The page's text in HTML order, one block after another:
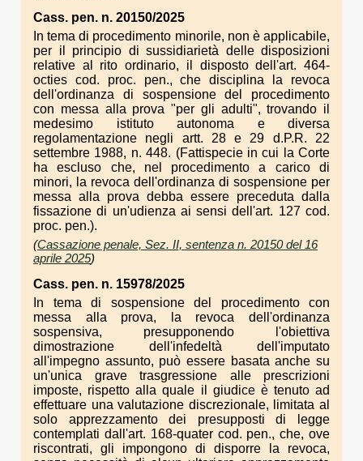
Cass. pen. n. 20150/2025
In tema di procedimento minorile, non è applicabile,
per il principio di sussidiarietà delle disposizioni
relative al rito ordinario, il disposto dell'art. 464-
octies cod. proc. pen., che disciplina la revoca
dell'ordinanza di sospensione del procedimento
con messa alla prova "per gli adulti", trovando il
medesimo istituto autonoma e diversa
regolamentazione negli artt. 28 e 29 d.P.R. 22
settembre 1988, n. 448. (Fattispecie in cui la Corte
ha escluso che, nel procedimento a carico di
minori, la revoca dell'ordinanza di sospensione per
messa alla prova debba essere preceduta dalla
fissazione di un'udienza ai sensi dell'art. 127 cod.
proc. pen.).
(Cassazione penale, Sez. II, sentenza n. 20150 del 16
aprile 2025)
Cass. pen. n. 15978/2025
In tema di sospensione del procedimento con
messa alla prova, la revoca dell'ordinanza
sospensiva, presupponendo l'obiettiva
dimostrazione dell'infedeltà dell'imputato
all'impegno assunto, può essere basata anche su
un'unica grave trasgressione alle prescrizioni
imposte, rispetto alla quale il giudice è tenuto ad
effettuare una valutazione discrezionale, limitata al
solo apprezzamento dei presupposti di legge
contemplati dall'art. 168-quater cod. pen., che, ove
riscontrati, gli impongono di disporre la revoca,